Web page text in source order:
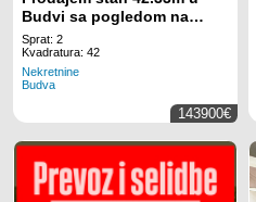
Budvi sa pogledom na
more
Sprat: 2
Kvadratura: 42
Nekretnine
Budva
143900€